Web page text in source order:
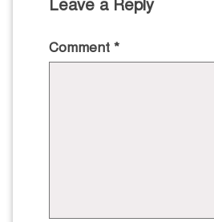
Leave a Reply
Comment *